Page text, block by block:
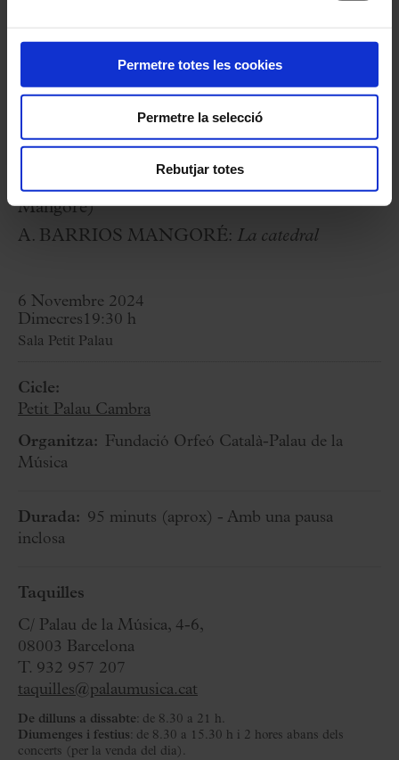
Permetre totes les cookies
Permetre la selecció
Rebutjar totes
N. PAGANINI: Capritx núm. 24(arranjament
Agustín Barrios Mangoré)
A. BARRIOS MANGORÉ: Julia Florida; Vals
L. V BEETHOVEN: Sonata “Clar de lluna”
(primer moviment, arranjament Agustín Barrios
Mangoré)
A. BARRIOS MANGORÉ: La catedral
6 Novembre 2024
Dimecres 19:30 h
Sala Petit Palau
Cicle:
Petit Palau Cambra
Organitza: Fundació Orfeó Català-Palau de la
Música
Durada: 95 minuts (aprox) - Amb una pausa
inclosa
Taquilles
C/ Palau de la Música, 4-6,
08003 Barcelona
T. 932 957 207
taquilles@palaumusica.cat
De dilluns a dissabte: de 8.30 a 21 h.
Diumenges i festius: de 8.30 a 15.30 h i 2 hores abans dels
concerts (per la venda del dia).